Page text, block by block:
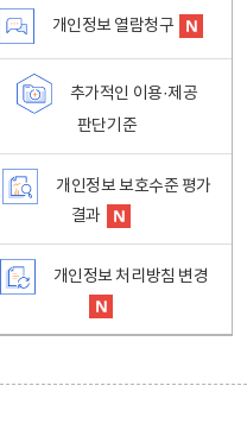
개인정보 열람청구
추가적인 이용·제공
판단기준
개인정보 보호수준 평가
결과
개인정보 처리방침 변경